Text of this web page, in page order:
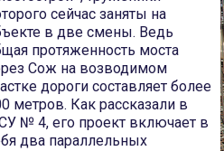
сейчас заняты на
в две смены. Ведь
протяженность моста
Сож на возводимом
дороги составляет более
метров. Как рассказали в
№ 4, его проект включает в
два параллельных